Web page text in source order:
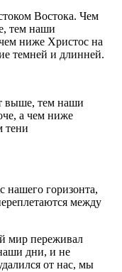
Востока. Чем
тем наши
ниже Христос на
темней и длинней.
выше, тем наши
а чем ниже
тени
нашего горизонта,
между
мир переживал
дни, и не
от нас, мы